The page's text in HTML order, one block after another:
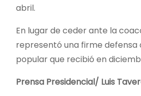
abril.
En lugar de ceder ante la
representó una firme defensa
popular que recibió en
Prensa Presidencial/ Luis